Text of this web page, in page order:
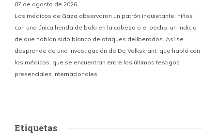
07 de agosto de 2026
Los médicos de Gaza observaron un patrón inquietante: niños
con una única herida de bala en la cabeza o el pecho, un indicio
de que habían sido blanco de ataques deliberados. Así se
desprende de una investigación de De Volkskrant, que habló con
los médicos, que se encuentran entre los últimos testigos
presenciales internacionales.
Etiquetas